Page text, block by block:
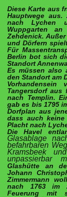
Diese Karte aus
Hauptwege
nach Lychen
Wuppgarten
Zehdenick.
und Dörfern
Für
Berlin bot sich
Standort
Es müssen also
den Standort am
Tangersdorf aus
nach Templin.
gab es bis 1795
Dorfplan aus
dass auch
Placht nach
Die Havel
Glasablage
befahrbaren
Kramsbeek
unpassierbar
Glashütte an
Johann
Zimmermann
nach 1763 im
Feuerung mit